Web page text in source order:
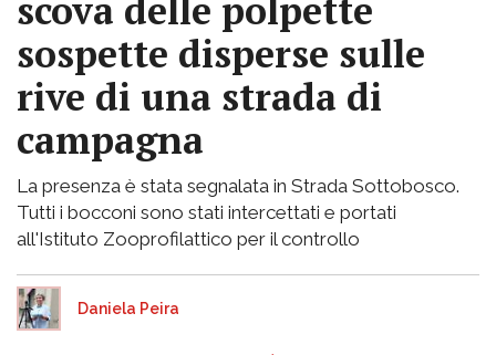
scova delle polpette
sospette disperse sulle
rive di una strada di
campagna
La presenza è stata segnalata in Strada Sottobosco.
Tutti i bocconi sono stati intercettati e portati
all'Istituto Zooprofilattico per il controllo
Daniela Peira